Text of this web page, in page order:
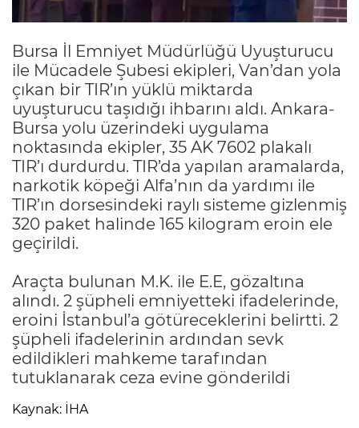
Bursa İl Emniyet Müdürlüğü Uyuşturucu
ile Mücadele Şubesi ekipleri, Van’dan yola
çıkan bir TIR’ın yüklü miktarda
uyuşturucu taşıdığı ihbarını aldı. Ankara-
Bursa yolu üzerindeki uygulama
noktasında ekipler, 35 AK 7602 plakalı
TIR’ı durdurdu. TIR’da yapılan aramalarda,
narkotik köpeği Alfa’nın da yardımı ile
TIR’ın dorsesindeki raylı sisteme gizlenmiş
320 paket halinde 165 kilogram eroin ele
geçirildi.
Araçta bulunan M.K. ile E.E, gözaltına
alındı. 2 şüpheli emniyetteki ifadelerinde,
eroini İstanbul’a götüreceklerini belirtti. 2
şüpheli ifadelerinin ardından sevk
edildikleri mahkeme tarafından
tutuklanarak ceza evine gönderildi
Kaynak: İHA